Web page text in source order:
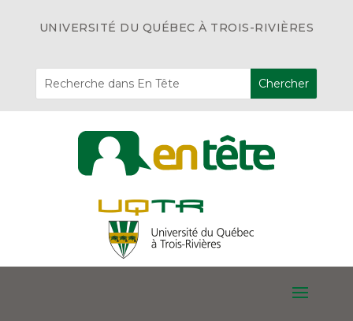
UNIVERSITÉ DU QUÉBEC À TROIS-RIVIÈRES